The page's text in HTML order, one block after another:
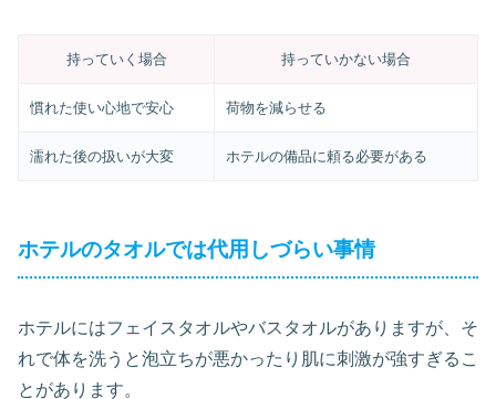
持っていく場合 持っていかない場合
慣れた使い心地で安心 荷物を減らせる
濡れた後の扱いが大変 ホテルの備品に頼る必要がある
ホテルのタオルでは代用しづらい事情
ホテルにはフェイスタオルやバスタオルがありますが、そ
れで体を洗うと泡立ちが悪かったり肌に刺激が強すぎるこ
とがあります。